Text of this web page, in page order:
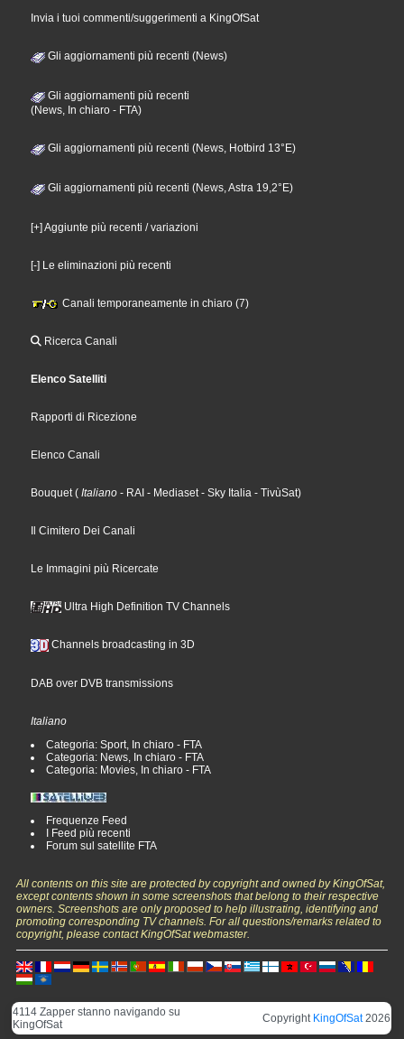
Invia i tuoi commenti/suggerimenti a KingOfSat
Gli aggiornamenti più recenti (News)
Gli aggiornamenti più recenti
(News, In chiaro - FTA)
Gli aggiornamenti più recenti (News, Hotbird 13°E)
Gli aggiornamenti più recenti (News, Astra 19,2°E)
[+] Aggiunte più recenti / variazioni
[-] Le eliminazioni più recenti
Canali temporaneamente in chiaro (7)
Ricerca Canali
Elenco Satelliti
Rapporti di Ricezione
Elenco Canali
Bouquet ( Italiano - RAI - Mediaset - Sky Italia - TivùSat)
Il Cimitero Dei Canali
Le Immagini più Ricercate
Ultra High Definition TV Channels
Channels broadcasting in 3D
DAB over DVB transmissions
Italiano
Categoria: Sport, In chiaro - FTA
Categoria: News, In chiaro - FTA
Categoria: Movies, In chiaro - FTA
Frequenze Feed
I Feed più recenti
Forum sul satellite FTA
All contents on this site are protected by copyright and owned by KingOfSat,
except contents shown in some screenshots that belong to their respective
owners. Screenshots are only proposed to help illustrating, identifying and
promoting corresponding TV channels. For all questions/remarks related to
copyright, please contact KingOfSat webmaster.
4114 Zapper stanno navigando su
KingOfSat
Copyright KingOfSat2026